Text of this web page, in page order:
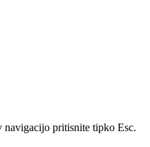
pritisnite tipko Esc.